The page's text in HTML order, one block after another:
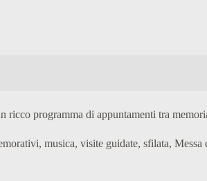
ricco programma di appuntamenti tra
musica, visite guidate, sfilata,